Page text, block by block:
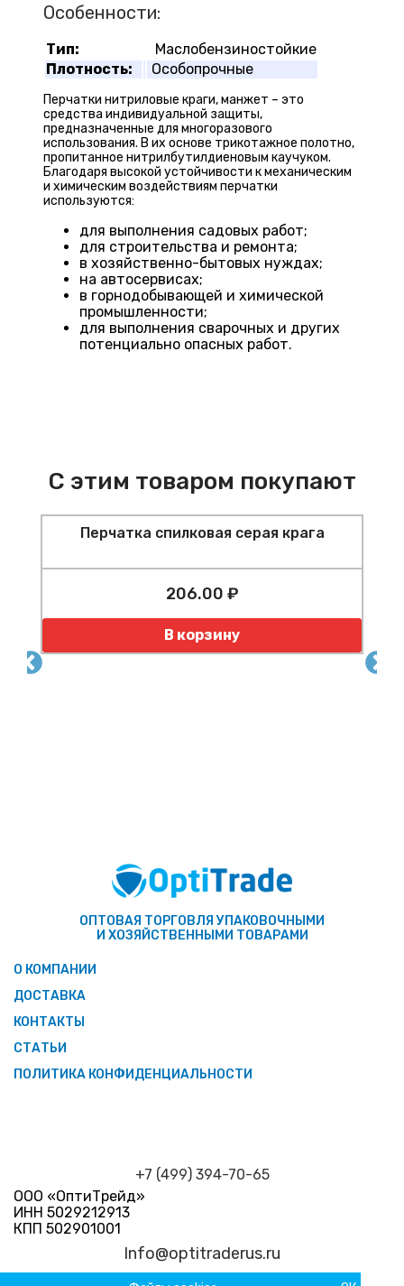
Особенности:
Тип:
Маслобензиностойкие
Плотность:
Особопрочные
Перчатки нитриловые краги, манжет – это
средства индивидуальной защиты,
предназначенные для многоразового
использования. В их основе трикотажное полотно,
пропитанное нитрилбутилдиеновым каучуком.
Благодаря высокой устойчивости к механическим
и химическим воздействиям перчатки
используются:
для выполнения садовых работ;
для строительства и ремонта;
в хозяйственно-бытовых нуждах;
на автосервисах;
в горнодобывающей и химической
промышленности;
для выполнения сварочных и других
потенциально опасных работ.
С этим товаром покупают
Перчатка спилковая серая крага
206.00 ₽
Количество
В корзину
ОПТОВАЯ ТОРГОВЛЯ УПАКОВОЧНЫМИ
И ХОЗЯЙСТВЕННЫМИ ТОВАРАМИ
О КОМПАНИИ
ДОСТАВКА
КОНТАКТЫ
СТАТЬИ
ПОЛИТИКА КОНФИДЕНЦИАЛЬНОСТИ
+7 (499) 394-70-65
ООО «ОптиТрейд»
ИНН 5029212913
КПП 502901001
Info@optitraderus.ru